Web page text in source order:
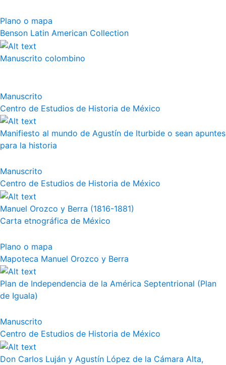
Plano o mapa
Benson Latin American Collection
Manuscrito colombino
Manuscrito
Centro de Estudios de Historia de México
Manifiesto al mundo de Agustín de Iturbide o sean apuntes
para la historia
Manuscrito
Centro de Estudios de Historia de México
Manuel Orozco y Berra (1816-1881)
Carta etnográfica de México
Plano o mapa
Mapoteca Manuel Orozco y Berra
Plan de Independencia de la América Septentrional (Plan
de Iguala)
Manuscrito
Centro de Estudios de Historia de México
Don Carlos Luján y Agustín López de la Cámara Alta,